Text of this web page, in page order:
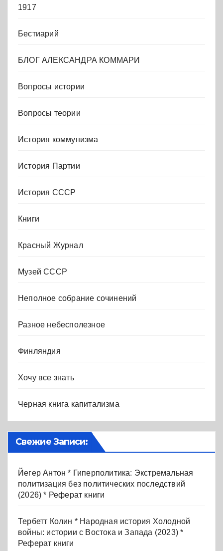
1917
Бестиарий
БЛОГ АЛЕКСАНДРА КОММАРИ
Вопросы истории
Вопросы теории
История коммунизма
История Партии
История СССР
Книги
Красный Журнал
Музей СССР
Неполное собрание сочинений
Разное небесполезное
Финляндия
Хочу все знать
Черная книга капитализма
Свежие Записи:
Йегер Антон * Гиперполитика: Экстремальная
политизация без политических последствий
(2026) * Реферат книги
Тербетт Колин * Народная история Холодной
войны: истории с Востока и Запада (2023) *
Реферат книги